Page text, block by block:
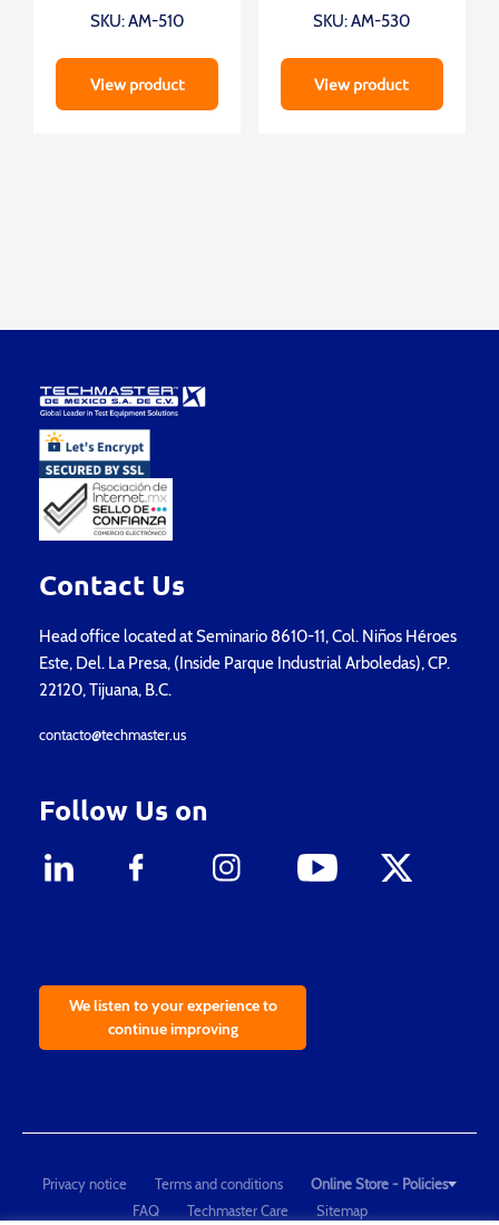
SKU: AM-510
View product
SKU: AM-530
View product
Contact Us
Head office located at Seminario 8610-11, Col. Niños Héroes
Este, Del. La Presa, (Inside Parque Industrial Arboledas), CP.
22120, Tijuana, B.C.
contacto@techmaster.us
Follow Us on
We listen to your experience to
continue improving
Privacy notice Terms and conditions
Online Store - Policies
FAQ
Techmaster Care Sitemap